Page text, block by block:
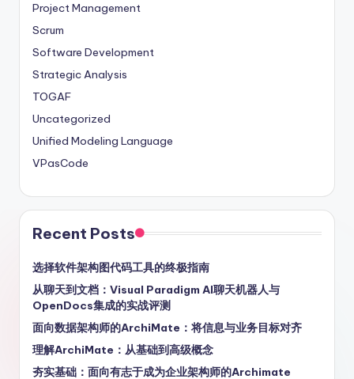
Project Management
Scrum
Software Development
Strategic Analysis
TOGAF
Uncategorized
Unified Modeling Language
VPasCode
Recent Posts
选择软件架构图代码工具的终极指南
从聊天到文档：Visual Paradigm AI聊天机器人与
OpenDocs集成的实战评测
面向数据架构师的ArchiMate：将信息与业务目标对齐
理解ArchiMate：从基础到高级概念
夯实基础：面向有志于成为企业架构师的Archimate